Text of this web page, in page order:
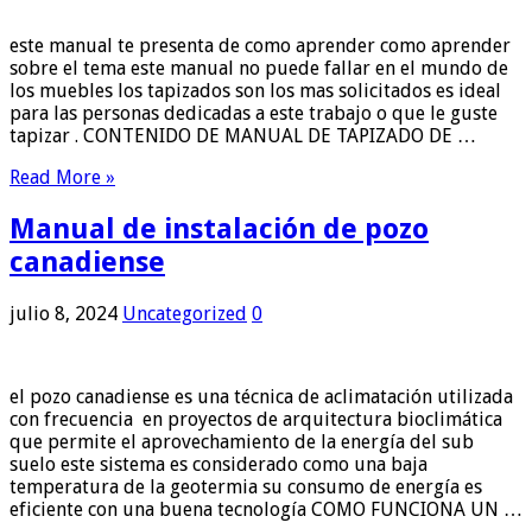
este manual te presenta de como aprender como aprender
sobre el tema este manual no puede fallar en el mundo de
los muebles los tapizados son los mas solicitados es ideal
para las personas dedicadas a este trabajo o que le guste
tapizar . CONTENIDO DE MANUAL DE TAPIZADO DE …
Read More »
Manual de instalación de pozo
canadiense
julio 8, 2024 Uncategorized 0
el pozo canadiense es una técnica de aclimatación utilizada
con frecuencia en proyectos de arquitectura bioclimática
que permite el aprovechamiento de la energía del sub
suelo este sistema es considerado como una baja
temperatura de la geotermia su consumo de energía es
eficiente con una buena tecnología COMO FUNCIONA UN …